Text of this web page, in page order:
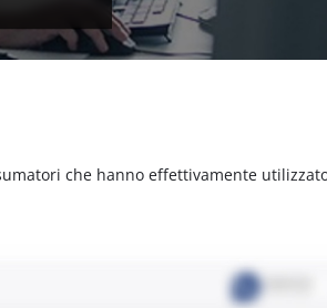
che hanno effettivamente